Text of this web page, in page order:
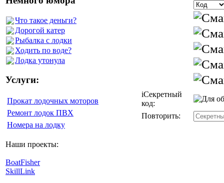
Что такое деньги?
Дорогой катер
Рыбалка с лодки
Ходить по воде?
Лодка утонула
Услуги:
Прокат лодочных моторов
Ремонт лодок ПВХ
Номера на лодку
Наши проекты:
BoatFisher
SkillLink
iСекретный
код:
Повторить: